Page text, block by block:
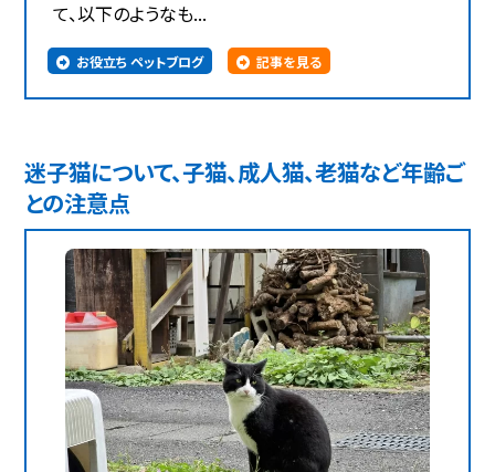
て、以下のようなも...
お役立ち ペットブログ 記事を見る
迷子猫について、子猫、成人猫、老猫など年齢ご
との注意点